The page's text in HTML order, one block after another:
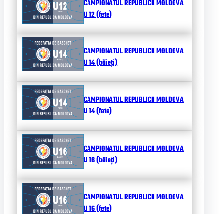
CAMPIONATUL REPUBLICII MOLDOVA
U 12 (fete)
CAMPIONATUL REPUBLICII MOLDOVA
U 14 (băieți)
CAMPIONATUL REPUBLICII MOLDOVA
U 14 (fete)
CAMPIONATUL REPUBLICII MOLDOVA
U 16 (băieți)
CAMPIONATUL REPUBLICII MOLDOVA
U 16 (fete)